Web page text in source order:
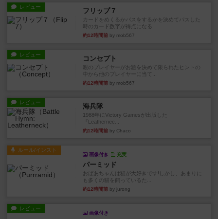
レビュー フリップ７
カードをめくるかパスをするかを決めてパスした
時のカード数字が得点になる...
約12時間前 by mob567
レビュー コンセプト
親のプレイヤーがお題を決めて限られたヒントの
中から他のプレイヤーに当て...
約12時間前 by mob567
レビュー 海兵隊
1988年にVictory Gamesが出版した
『Leathernec...
約12時間前 by Chaco
ルール/インスト
画像付き 充実
パーミッド
おばあちゃんは猫が大好きです!しかし、あまりに
も多くの猫を飼っているた...
約12時間前 by jurong
レビュー
画像付き